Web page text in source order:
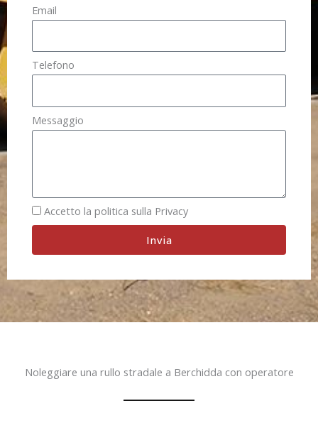
Email
Telefono
Messaggio
Accetto la politica sulla Privacy
Invia
Noleggiare una rullo stradale a Berchidda con operatore